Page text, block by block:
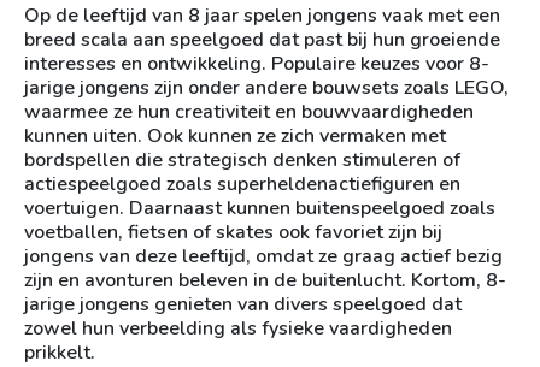
Op de leeftijd van 8 jaar spelen jongens vaak met een
breed scala aan speelgoed dat past bij hun groeiende
interesses en ontwikkeling. Populaire keuzes voor 8-
jarige jongens zijn onder andere bouwsets zoals LEGO,
waarmee ze hun creativiteit en bouwvaardigheden
kunnen uiten. Ook kunnen ze zich vermaken met
bordspellen die strategisch denken stimuleren of
actiespeelgoed zoals superheldenactiefiguren en
voertuigen. Daarnaast kunnen buitenspeelgoed zoals
voetballen, fietsen of skates ook favoriet zijn bij
jongens van deze leeftijd, omdat ze graag actief bezig
zijn en avonturen beleven in de buitenlucht. Kortom, 8-
jarige jongens genieten van divers speelgoed dat
zowel hun verbeelding als fysieke vaardigheden
prikkelt.